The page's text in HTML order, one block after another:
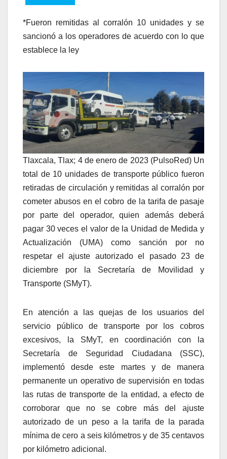
*Fueron remitidas al corralón 10 unidades y se
sancionó a los operadores de acuerdo con lo que
establece la ley
Tlaxcala, Tlax; 4 de enero de 2023 (PulsoRed) Un
total de 10 unidades de transporte público fueron
retiradas de circulación y remitidas al corralón por
cometer abusos en el cobro de la tarifa de pasaje
por parte del operador, quien además deberá
pagar 30 veces el valor de la Unidad de Medida y
Actualización (UMA) como sanción por no
respetar el ajuste autorizado el pasado 23 de
diciembre por la Secretaría de Movilidad y
Transporte (SMyT).
En atención a las quejas de los usuarios del
servicio público de transporte por los cobros
excesivos, la SMyT, en coordinación con la
Secretaría de Seguridad Ciudadana (SSC),
implementó desde este martes y de manera
permanente un operativo de supervisión en todas
las rutas de transporte de la entidad, a efecto de
corroborar que no se cobre más del ajuste
autorizado de un peso a la tarifa de la parada
mínima de cero a seis kilómetros y de 35 centavos
por kilómetro adicional.